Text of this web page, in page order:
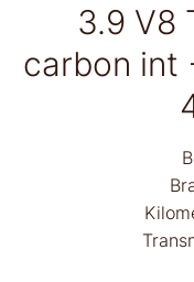
3.9 V8
carbon int